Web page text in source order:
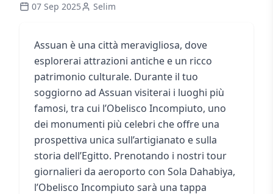
07 Sep 2025 Selim
Assuan è una città meravigliosa, dove
esplorerai attrazioni antiche e un ricco
patrimonio culturale. Durante il tuo
soggiorno ad Assuan visiterai i luoghi più
famosi, tra cui l’Obelisco Incompiuto, uno
dei monumenti più celebri che offre una
prospettiva unica sull’artigianato e sulla
storia dell’Egitto. Prenotando i nostri tour
giornalieri da aeroporto con Sola Dahabiya,
l’Obelisco Incompiuto sarà una tappa